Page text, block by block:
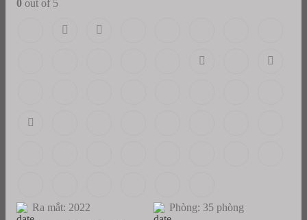
0 out of 5
Ra mắt: 2022
Phòng: 35 phòng